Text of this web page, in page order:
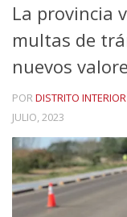
La provincia
multas de
nuevos
PORDISTRITO INTERIOR
JULIO, 2023